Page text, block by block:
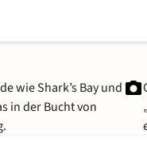
wie Shark’s Bay und
in der Bucht von